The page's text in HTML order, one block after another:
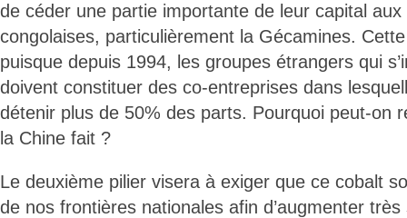
de céder une partie importante de leur capital
congolaises, particulièrement la Gécamines.
puisque depuis 1994, les groupes étrangers qui
doivent constituer des co-entreprises dans
détenir plus de 50% des parts. Pourquoi peut-on
la Chine fait ?
Le deuxième pilier visera à exiger que ce cobalt
de nos frontières nationales afin d’augmenter